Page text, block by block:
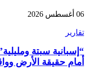
06 أغسطس 2026
تقارير
“إسبانية سبتة
أمام حقيقة الأرض